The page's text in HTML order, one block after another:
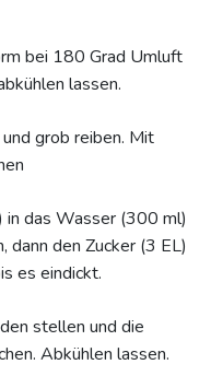
bei 180 Grad Umluft
lassen.
grob reiben. Mit
in das Wasser (300 ml)
dann den Zucker (3 EL)
es eindickt.
stellen und die
Abkühlen lassen.